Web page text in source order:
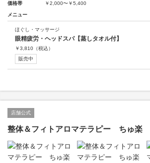
価格帯
￥2,000〜￥5,400
メニュー
ほぐし・マッサージ
眼精疲労・ヘッドスパ【蒸しタオル付】
￥3,810 （税込）
販売中
店舗公式
整体＆フィトアロマテラピー ちゅ楽